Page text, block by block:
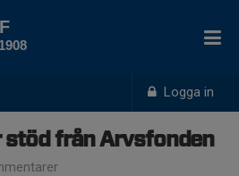
Logga in
stöd från Arvsfonden